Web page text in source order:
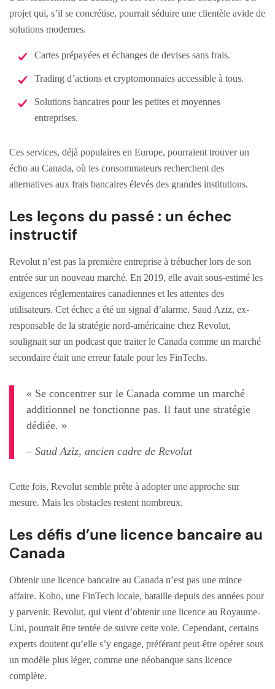
projet qui, s’il se concrétise, pourrait séduire une clientèle avide de
solutions modernes.
Cartes prépayées et échanges de devises sans frais.
Trading d’actions et cryptomonnaies accessible à tous.
Solutions bancaires pour les petites et moyennes
entreprises.
Ces services, déjà populaires en Europe, pourraient trouver un
écho au Canada, où les consommateurs recherchent des
alternatives aux frais bancaires élevés des grandes institutions.
Les leçons du passé : un échec
instructif
Revolut n’est pas la première entreprise à trébucher lors de son
entrée sur un nouveau marché. En 2019, elle avait sous-estimé les
exigences réglementaires canadiennes et les attentes des
utilisateurs. Cet échec a été un signal d’alarme. Saud Aziz, ex-
responsable de la stratégie nord-américaine chez Revolut,
soulignait sur un podcast que traiter le Canada comme un marché
secondaire était une erreur fatale pour les FinTechs.
« Se concentrer sur le Canada comme un marché
additionnel ne fonctionne pas. Il faut une stratégie
dédiée. »
– Saud Aziz, ancien cadre de Revolut
Cette fois, Revolut semble prête à adopter une approche sur
mesure. Mais les obstacles restent nombreux.
Les défis d’une licence bancaire au
Canada
Obtenir une licence bancaire au Canada n’est pas une mince
affaire. Koho, une FinTech locale, bataille depuis des années pour
y parvenir. Revolut, qui vient d’obtenir une licence au Royaume-
Uni, pourrait être tentée de suivre cette voie. Cependant, certains
experts doutent qu’elle s’y engage, préférant peut-être opérer sous
un modèle plus léger, comme une néobanque sans licence
complète.